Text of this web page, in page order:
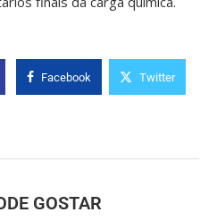
Facebook Twitter
GOSTAR